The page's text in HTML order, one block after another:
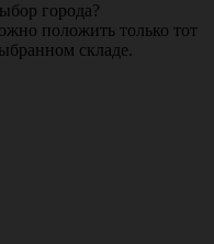
города?
положить только тот
складе.